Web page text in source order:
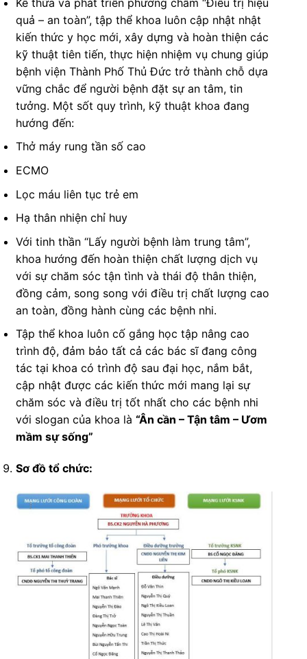
quả – an toàn”, tập thể khoa luôn cập nhật nhật
kiến thức y học mới, xây dựng và hoàn thiện các
kỹ thuật tiên tiến, thực hiện nhiệm vụ chung giúp
bệnh viện Thành Phố Thủ Đức trở thành chỗ dựa
vững chắc để người bệnh đặt sự an tâm, tin
tưởng. Một sốt quy trình, kỹ thuật khoa đang
hướng đến:
Thở máy rung tần số cao
ECMO
Lọc máu liên tục trẻ em
Hạ thân nhiện chỉ huy
Với tinh thần “Lấy người bệnh làm trung tâm”,
khoa hướng đến hoàn thiện chất lượng dịch vụ
với sự chăm sóc tận tình và thái độ thân thiện,
đồng cảm, song song với điều trị chất lượng cao
an toàn, đồng hành cùng các bệnh nhi.
Tập thể khoa luôn cố gắng học tập nâng cao
trình độ, đảm bảo tất cả các bác sĩ đang công
tác tại khoa có trình độ sau đại học, nắm bắt,
cập nhật được các kiến thức mới mang lại sự
chăm sóc và điều trị tốt nhất cho các bệnh nhi
với slogan của khoa là “Ân cần – Tận tâm – Ươm
mầm sự sống”
Sơ đồ tổ chức: